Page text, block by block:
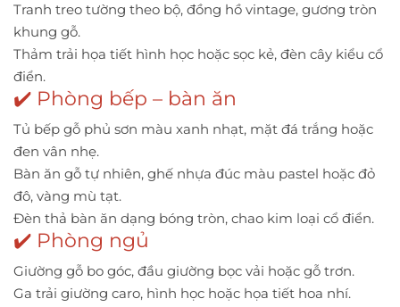
Tranh treo tường theo bộ, đồng hồ vintage, gương tròn
khung gỗ.
Thảm trải họa tiết hình học hoặc sọc kẻ, đèn cây kiểu cổ
điển.
✔️ Phòng bếp – bàn ăn
Tủ bếp gỗ phủ sơn màu xanh nhạt, mặt đá trắng hoặc
đen vân nhẹ.
Bàn ăn gỗ tự nhiên, ghế nhựa đúc màu pastel hoặc đỏ
đô, vàng mù tạt.
Đèn thả bàn ăn dạng bóng tròn, chao kim loại cổ điển.
✔️ Phòng ngủ
Giường gỗ bo góc, đầu giường bọc vải hoặc gỗ trơn.
Ga trải giường caro, hình học hoặc họa tiết hoa nhí.